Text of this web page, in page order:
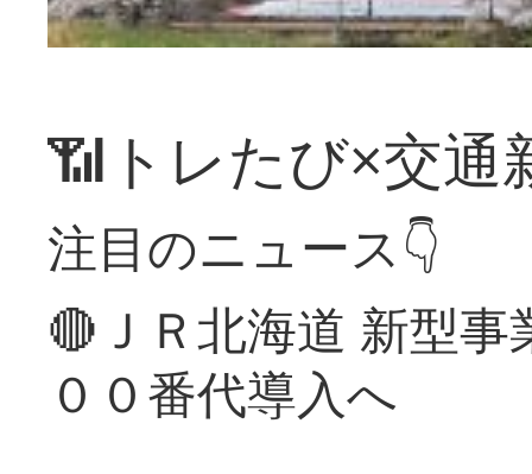
📶トレたび×交通
注目のニュース👇
🔴ＪＲ北海道 新型
００番代導入へ